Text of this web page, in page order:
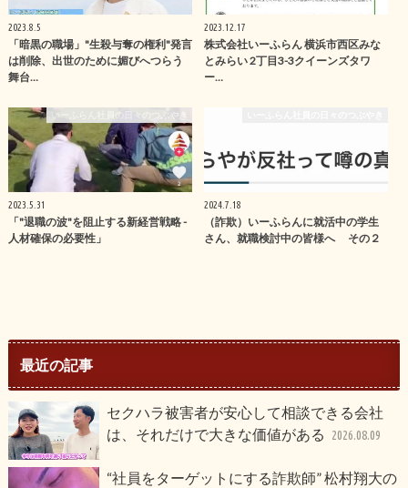
2023.8.5
「暗黒の職場」"生殺与奪の権利"発言
は削除、出世のために媚びへつらう
舞台…
2023.12.17
株式会社いーふらん 横浜市西区みな
とみらい 2丁目3-3クイーンズタワ
ー…
いーふらん社員の日々のつぶやき
2023.5.31
「"退職の波"を阻止する新経営戦略 -
人材確保の必要性」
2024.7.18
（詐欺）いーふらんに就活中の学生
さん、就職検討中の皆様へ その２
最近の記事
セクハラ被害者が安心して相談できる会社
は、それだけで大きな価値がある
2026.08.09
“社員をターゲットにする詐欺師” 松村翔大の